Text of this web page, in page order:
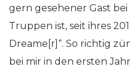
gern gesehener Gast
Truppen ist, seit ihres
Dreame[r]“. So richtig
bei mir in den ersten